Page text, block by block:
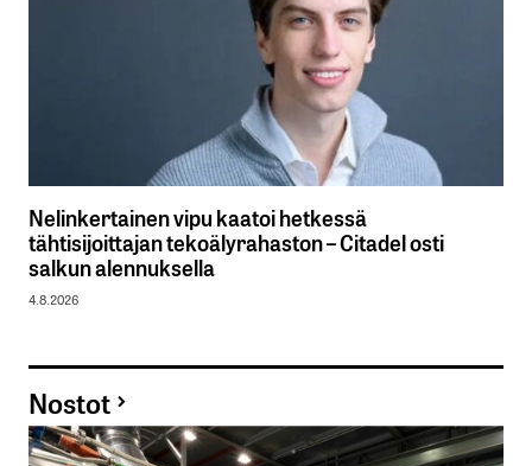
Nelinkertainen vipu kaatoi hetkessä
tähtisijoittajan tekoälyrahaston – Citadel osti
salkun alennuksella
4.8.2026
Nostot